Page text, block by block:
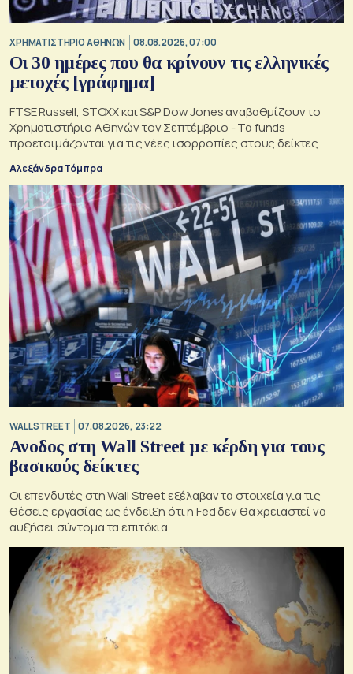
XΡΗΜΑΤΙΣΤΗΡΙΟ ΑΘΗΝΩΝ 08.08.2026, 07:00
Οι 30 ημέρες που θα κρίνουν τις ελληνικές
μετοχές [γράφημα]
FTSE Russell, STOXX και S&P Dow Jones αναβαθμίζουν το
Χρηματιστήριο Αθηνών τον Σεπτέμβριο - Τα funds
προετοιμάζονται για τις νέες ισορροπίες στους δείκτες
Αλεξάνδρα Τόμπρα
WALL STREET 07.08.2026, 23:22
Ανοδος στη Wall Street με κέρδη για τους
βασικούς δείκτες
Οι επενδυτές στη Wall Street εξέλαβαν τα στοιχεία για τις
θέσεις εργασίας ως ένδειξη ότι η Fed δεν θα χρειαστεί να
αυξήσει σύντομα τα επιτόκια